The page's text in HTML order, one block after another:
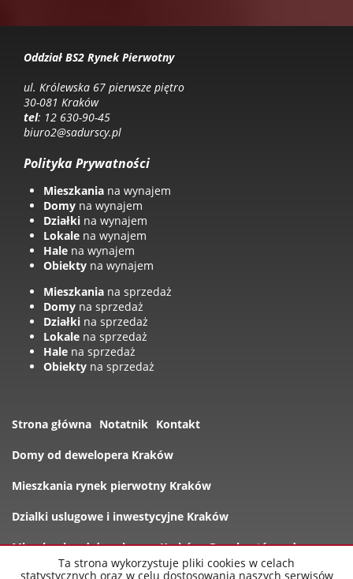
Oddział BS2 Rynek Pierwotny
ul. Królewska 67 pierwsze piętro
30-081 Kraków
tel: 12 630-90-45
biuro2@sadurscy.pl
Polityka Prywatności
Mieszkania na wynajem
Domy na wynajem
Działki na wynajem
Lokale na wynajem
Hale na wynajem
Obiekty na wynajem
Mieszkania na sprzedaż
Domy na sprzedaż
Działki na sprzedaż
Lokale na sprzedaż
Hale na sprzedaż
Obiekty na sprzedaż
Strona główna Notatnik Kontakt
Domy od dewelopera Kraków
Mieszkania rynek pierwotny Kraków
Dzialki uslugowe i inwestycyjne Kraków
Mieszkania od dewelopera Kraków Rynek wtórny domy
Ta strona wykorzystuje pliki cookies w celach
statystycznych oraz w celu dostosowania naszych serwisów